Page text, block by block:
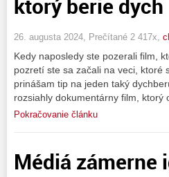
26. augusta 2024, Prečítané 2 417x,
Kedy naposledy ste pozerali film,
pozretí ste sa začali na veci, ktoré
prinášam tip na jeden taký
rozsiahly dokumentárny film,
Pokračovanie článku
Médiá